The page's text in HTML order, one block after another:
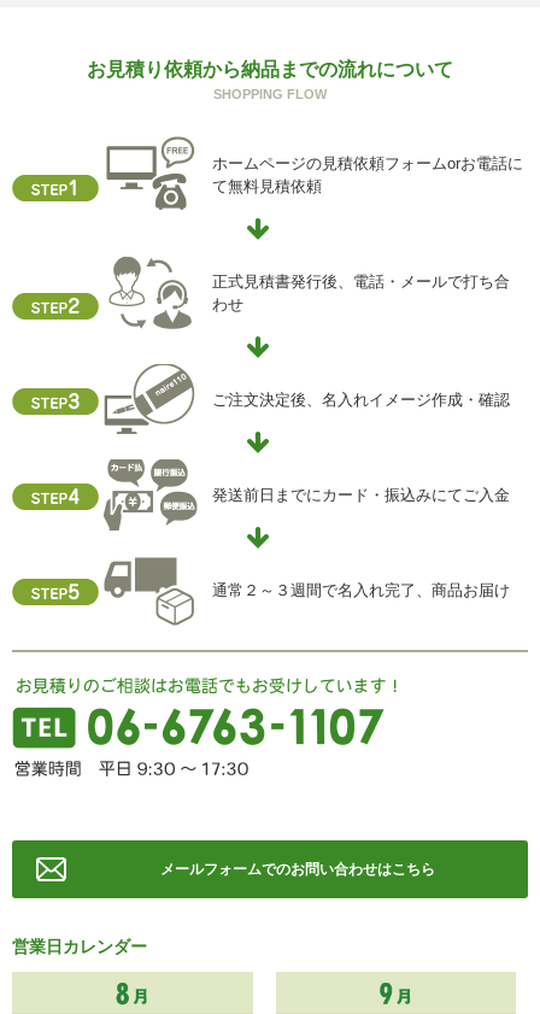
ご本人からの求めにより、当社が保有する保有個人データ
に関する開示、利用目的の通知、内容の訂正・追加または
供記録の開示(以下、開示等という)に応じます。
開示等に応ずる窓口は、下記「当社の個人情報の取扱いに
関する苦情、相談等の問合せ先」を参照してください。
クッキーやウェブビーコン等を用いるなどして、本人が容
易に認識できない方法による個人情報の取得を行っており
ません。
i) 個人情報保護方針
当社ホームページの個人情報保護方針をご覧下さい
住所 ：大阪市中央区瓦屋町2-13-5
TEL ： 06-6763-5415
FAX ： 06-6763-0829
お見積り依頼から納品までの流れについて
SHOPPING FLOW
ホームページの見積依頼フォームorお電話に
て無料見積依頼
正式見積書発行後、電話・メールで打ち合
わせ
ご注文決定後、名入れイメージ作成・確認
発送前日までにカード・振込みにてご入金
通常２～３週間で名入れ完了、商品お届け
メールフォームでのお問い合わせはこちら
営業日カレンダー